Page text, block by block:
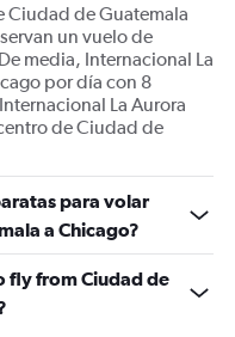
Ciudad de Guatemala
un vuelo de
media, Internacional La
por día con 8
La Aurora
de Ciudad de
para volar
a Chicago?
fly from Ciudad de